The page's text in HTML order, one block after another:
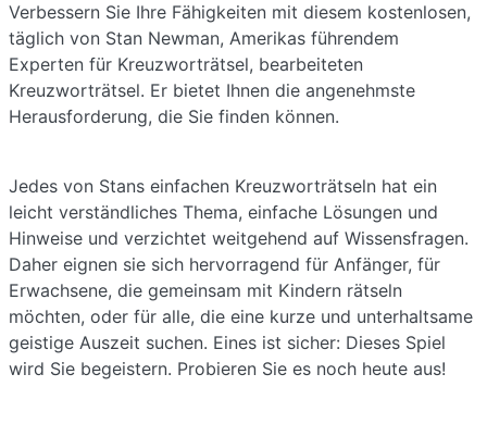
Verbessern Sie Ihre Fähigkeiten mit diesem kostenlosen,
täglich von Stan Newman, Amerikas führendem
Experten für Kreuzworträtsel, bearbeiteten
Kreuzworträtsel. Er bietet Ihnen die angenehmste
Herausforderung, die Sie finden können.
Jedes von Stans einfachen Kreuzworträtseln hat ein
leicht verständliches Thema, einfache Lösungen und
Hinweise und verzichtet weitgehend auf Wissensfragen.
Daher eignen sie sich hervorragend für Anfänger, für
Erwachsene, die gemeinsam mit Kindern rätseln
möchten, oder für alle, die eine kurze und unterhaltsame
geistige Auszeit suchen. Eines ist sicher: Dieses Spiel
wird Sie begeistern. Probieren Sie es noch heute aus!